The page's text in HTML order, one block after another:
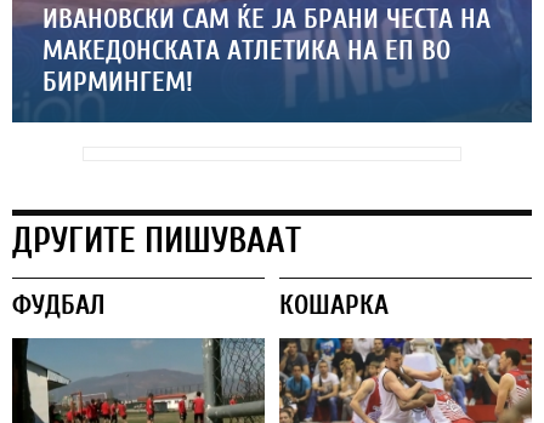
ИВАНОВСКИ САМ ЌЕ ЈА БРАНИ ЧЕСТА НА
МАКЕДОНСКАТА АТЛЕТИКА НА ЕП ВО
БИРМИНГЕМ!
ДРУГИТЕ ПИШУВААТ
ФУДБАЛ КОШАРКА